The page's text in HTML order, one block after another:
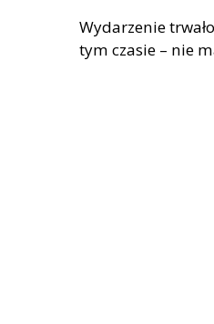
Wydarzenie
tym czasie – nie